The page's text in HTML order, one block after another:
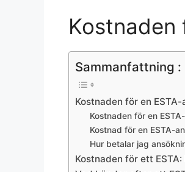
Kostnaden
Sammanfattning :
Kostnaden för en ESTA-
Kostnaden för en
Kostnad för en ESTA-
Hur betalar jag
Kostnaden för ett